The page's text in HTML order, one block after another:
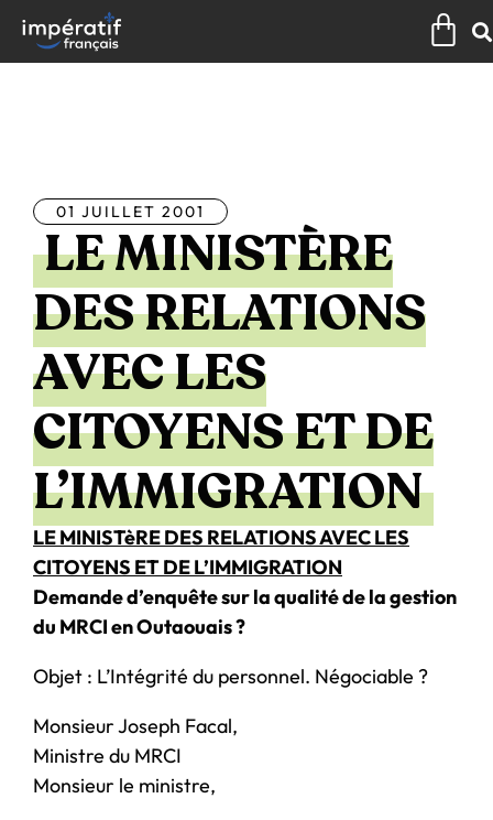
contenu
01 JUILLET 2001
LE MINISTÈRE
DES RELATIONS
AVEC LES
CITOYENS ET DE
L’IMMIGRATION
LE MINISTèRE DES RELATIONS AVEC LES
CITOYENS ET DE L’IMMIGRATION
Demande d’enquête sur la qualité de la gestion
du MRCI en Outaouais ?
Objet : L’Intégrité du personnel. Négociable ?
Monsieur Joseph Facal,
Ministre du MRCI
Monsieur le ministre,